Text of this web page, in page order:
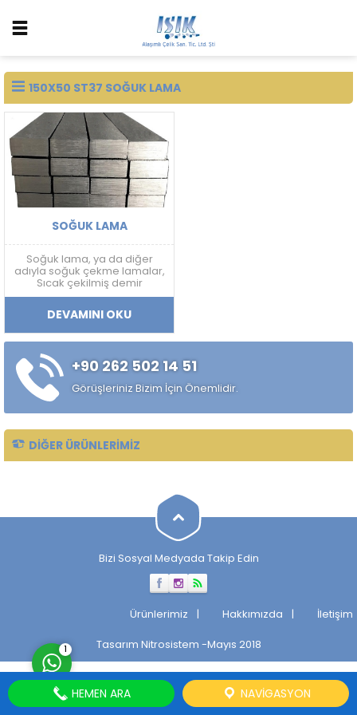
150X50 ST37 SOĞUK LAMA
SOĞUK LAMA
Soğuk lama, ya da diğer
adıyla soğuk çekme lamalar,
Sıcak çekilmiş demir
hammaddelerinin tekrar bir
işlemden geçirilerek, Esnek
ve dayanıklı bir hale
getirilmesi aynı zamanda
pürüzsüz bir hale gelmesi ile
oluşan bir ürün çeşididir.
Soğuk lamalar oranları
değişmekle birlikte ▭...
DEVAMINI OKU
+90 262 502 14 51
Görüşleriniz Bizim İçin Önemlidir.
DIĞER ÜRÜNLERIMIZ
Bizi Sosyal Medyada Takip Edin
Ürünlerimiz Hakkımızda
İletişim
Tasarım Nitrosistem -Mayıs 2018
Cevap Yaz
1
HEMEN ARA NAVIGASYON